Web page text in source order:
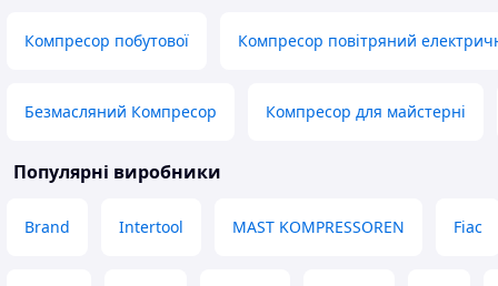
Компресор побутової Компресор повітряний
Безмасляний Компресор Компресор для майстерні
Популярні виробники
Brand Intertool MAST KOMPRESSOREN Fiac